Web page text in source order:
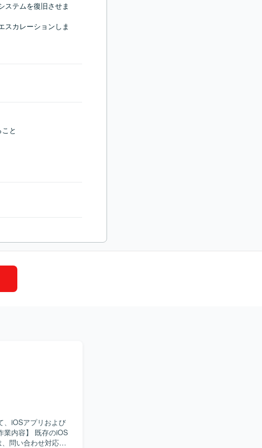
ステムを復旧させま
スカレーションしま
と
、iOSアプリおよび
問い合わせ対応や